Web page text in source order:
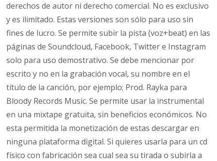
derechos de autor ni derecho comercial. No es exclusivo
y es ilimitado. Estas versiones son sólo para uso sin
fines de lucro. Se permite subir la pista (voz+beat) en las
páginas de Soundcloud, Facebook, Twitter e Instagram
solo para uso demostrativo. Se debe mencionar por
escrito y no en la grabación vocal, su nombre en el
título de la canción, por ejemplo; Prod. Rayka para
Bloody Records Music. Se permite usar la instrumental
en una mixtape gratuita, sin beneficios económicos. No
esta permitida la monetización de estas descargar en
ninguna plataforma digital. Si quieres usarla para un cd
físico con fabricación sea cual sea su tirada o subirla a